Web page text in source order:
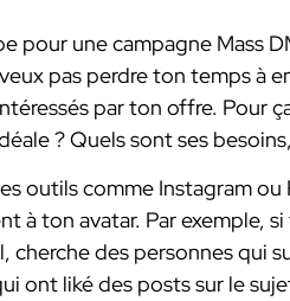
pour une campagne Mass
pas perdre ton temps à
par ton offre. Pour
? Quels sont ses
outils comme Instagram
à ton avatar. Par exemple,
cherche des personnes qui
ont liké des posts sur le